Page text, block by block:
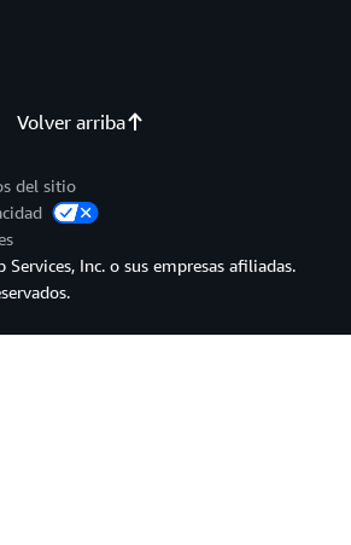
Volver arriba
del sitio
Inc. o sus empresas afiliadas.